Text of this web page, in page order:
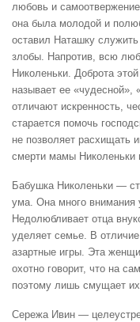
любовь и
она была молодой и
оставил Наташку
злобы. Напротив, всю
Николеньки. Доброта
называет ее «чудесной»,
отличают искренность,
старается помочь
не позволяет расхищать
смерти мамы Николеньки
Бабушка Николеньки —
ума. Она много внимания
Недолюбливает отца
уделяет семье. В
азартные игры. Эта
охотно говорит, что на
поэтому лишь смущает
Сережа Ивин —